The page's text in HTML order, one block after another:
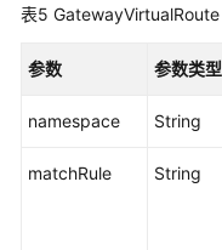
关
表5 GatewayVirtualRoute
参数 参数类型
namespace String
matchRule String